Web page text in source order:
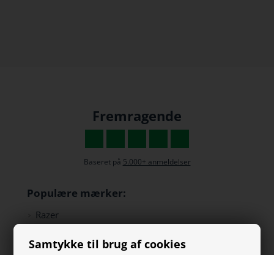
Samtykke til brug af cookies
Fremragende
Baseret på 5.000+ anmeldelser
Populære mærker:
Razer
SteelSeries